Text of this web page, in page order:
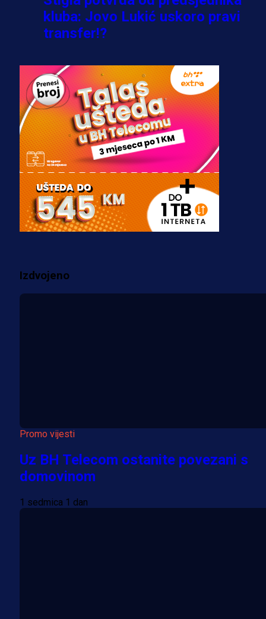
kluba: Jovo Lukić uskoro pravi
transfer!?
A Selekcija
Zmajevi dobili veliko pojačanje:
Fudbaler Olympiacosa želi obući
dres BiH!
3 sedmica 5 dan
Premijer liga BiH
Misimović priveden: SIPA ga tereti
za pranje novca, pretresaju
prostorije FK Borac!
Više vijesti
Izdvojeno
Promo vijesti
Uz BH Telecom ostanite povezani s
domovinom
1 sedmica 1 dan